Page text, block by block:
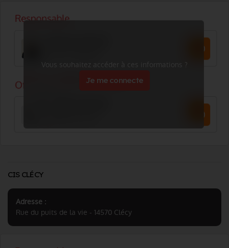
Vous souhaitez accéder à ces informations ?
Je me connecte
CIS CLÉCY
Adresse :
Rue du puits de la vie - 14570 Clécy